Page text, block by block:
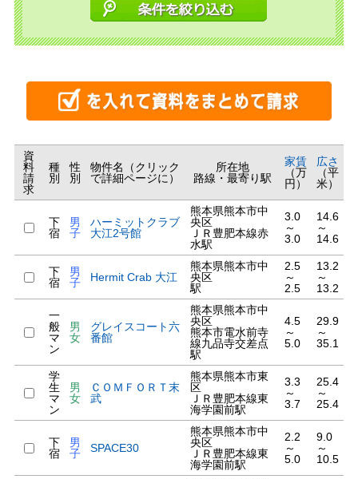
資
料
請
求
種
別
性
別
物件名（クリック
で詳細ページに）
所在地
路線・最寄り駅
家賃
（万
円）
広さ
（平
米）
下
宿
男
子
ハーミットクラブ
大江2号館
熊本県熊本市中
央区
ＪＲ豊肥本線赤
水駅
3.0
～
3.0
14.6
～
14.6
下
宿
男
子
Hermit Crab 大江
熊本県熊本市中
央区
駅
2.5
～
2.5
13.2
～
13.2
一
般
マ
ン
男
女
グレイスコート六
番館
熊本県熊本市中
央区
熊本市電水前寺
線九品寺交差点
駅
4.5
～
5.0
29.9
～
35.1
学
生
マ
ン
男
女
ＣＯＭＦＯＲＴ末
武
熊本県熊本市東
区
ＪＲ豊肥本線東
海学園前駅
3.3
～
3.7
25.4
～
25.4
下
宿
男
子
SPACE30
熊本県熊本市中
央区
ＪＲ豊肥本線東
海学園前駅
2.2
～
5.0
9.0
～
10.5